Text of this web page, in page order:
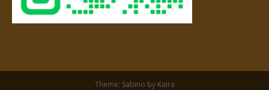
Theme: Sabino by Kaira